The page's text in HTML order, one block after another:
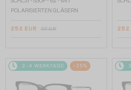
POLARISIERTEN GLÄSERN
252 EUR 337 EUR 252
2-4 WERKTAGE -25%